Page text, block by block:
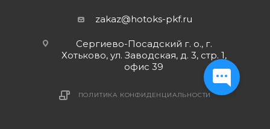
zakaz@hotoks-pkf.ru
Сергиево-Посадский г. о., г.
Хотьково, ул. Заводская, д. 3, стр. 1,
офис 39
ПОЛИТИКА КОНФИДЕНЦИАЛЬНОСТИ